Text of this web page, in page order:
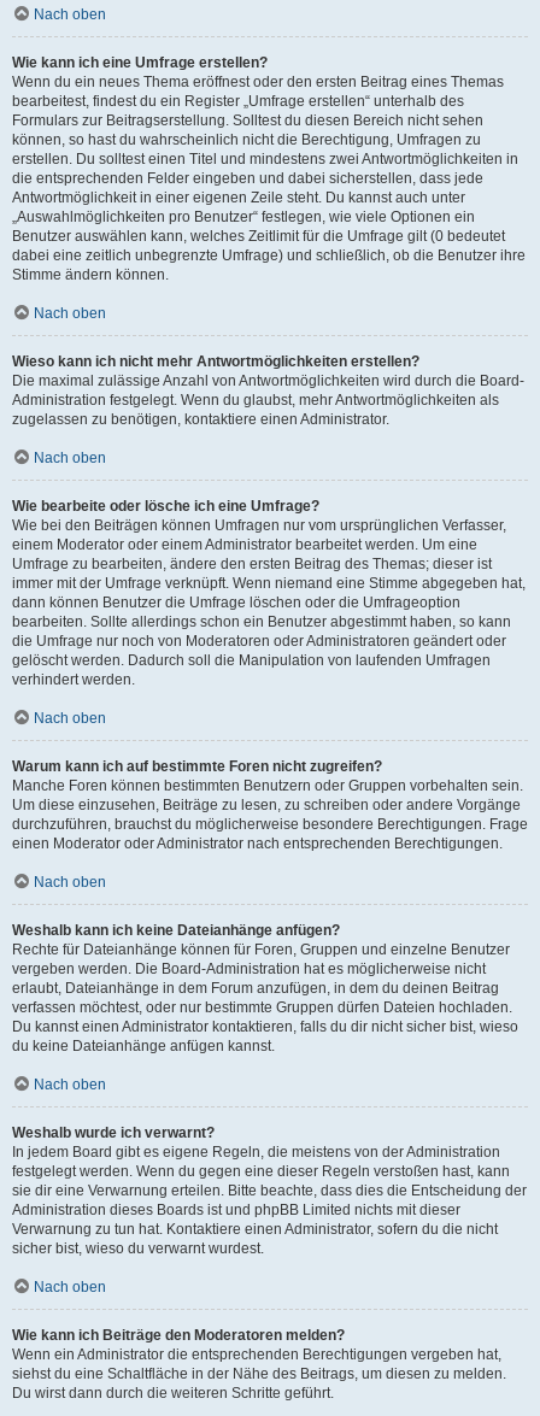
Nach oben
Wie kann ich eine Umfrage erstellen?
Wenn du ein neues Thema eröffnest oder den ersten Beitrag eines Themas
bearbeitest, findest du ein Register „Umfrage erstellen“ unterhalb des
Formulars zur Beitragserstellung. Solltest du diesen Bereich nicht sehen
können, so hast du wahrscheinlich nicht die Berechtigung, Umfragen zu
erstellen. Du solltest einen Titel und mindestens zwei Antwortmöglichkeiten in
die entsprechenden Felder eingeben und dabei sicherstellen, dass jede
Antwortmöglichkeit in einer eigenen Zeile steht. Du kannst auch unter
„Auswahlmöglichkeiten pro Benutzer“ festlegen, wie viele Optionen ein
Benutzer auswählen kann, welches Zeitlimit für die Umfrage gilt (0 bedeutet
dabei eine zeitlich unbegrenzte Umfrage) und schließlich, ob die Benutzer ihre
Stimme ändern können.
Nach oben
Wieso kann ich nicht mehr Antwortmöglichkeiten erstellen?
Die maximal zulässige Anzahl von Antwortmöglichkeiten wird durch die Board-
Administration festgelegt. Wenn du glaubst, mehr Antwortmöglichkeiten als
zugelassen zu benötigen, kontaktiere einen Administrator.
Nach oben
Wie bearbeite oder lösche ich eine Umfrage?
Wie bei den Beiträgen können Umfragen nur vom ursprünglichen Verfasser,
einem Moderator oder einem Administrator bearbeitet werden. Um eine
Umfrage zu bearbeiten, ändere den ersten Beitrag des Themas; dieser ist
immer mit der Umfrage verknüpft. Wenn niemand eine Stimme abgegeben hat,
dann können Benutzer die Umfrage löschen oder die Umfrageoption
bearbeiten. Sollte allerdings schon ein Benutzer abgestimmt haben, so kann
die Umfrage nur noch von Moderatoren oder Administratoren geändert oder
gelöscht werden. Dadurch soll die Manipulation von laufenden Umfragen
verhindert werden.
Nach oben
Warum kann ich auf bestimmte Foren nicht zugreifen?
Manche Foren können bestimmten Benutzern oder Gruppen vorbehalten sein.
Um diese einzusehen, Beiträge zu lesen, zu schreiben oder andere Vorgänge
durchzuführen, brauchst du möglicherweise besondere Berechtigungen. Frage
einen Moderator oder Administrator nach entsprechenden Berechtigungen.
Nach oben
Weshalb kann ich keine Dateianhänge anfügen?
Rechte für Dateianhänge können für Foren, Gruppen und einzelne Benutzer
vergeben werden. Die Board-Administration hat es möglicherweise nicht
erlaubt, Dateianhänge in dem Forum anzufügen, in dem du deinen Beitrag
verfassen möchtest, oder nur bestimmte Gruppen dürfen Dateien hochladen.
Du kannst einen Administrator kontaktieren, falls du dir nicht sicher bist, wieso
du keine Dateianhänge anfügen kannst.
Nach oben
Weshalb wurde ich verwarnt?
In jedem Board gibt es eigene Regeln, die meistens von der Administration
festgelegt werden. Wenn du gegen eine dieser Regeln verstoßen hast, kann
sie dir eine Verwarnung erteilen. Bitte beachte, dass dies die Entscheidung der
Administration dieses Boards ist und phpBB Limited nichts mit dieser
Verwarnung zu tun hat. Kontaktiere einen Administrator, sofern du die nicht
sicher bist, wieso du verwarnt wurdest.
Nach oben
Wie kann ich Beiträge den Moderatoren melden?
Wenn ein Administrator die entsprechenden Berechtigungen vergeben hat,
siehst du eine Schaltfläche in der Nähe des Beitrags, um diesen zu melden.
Du wirst dann durch die weiteren Schritte geführt.